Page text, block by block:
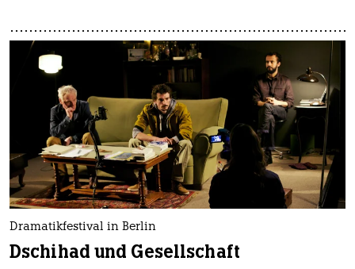
Dramatikfestival in Berlin
Dschihad und Gesellschaft